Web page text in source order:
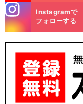
m
Instagramで
フォローする